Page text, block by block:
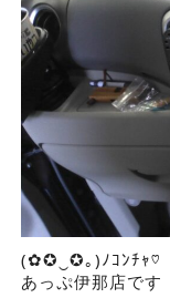
(✿✪‿✪｡)ﾉｺﾝﾁｬ♡
あっぷ伊那店です